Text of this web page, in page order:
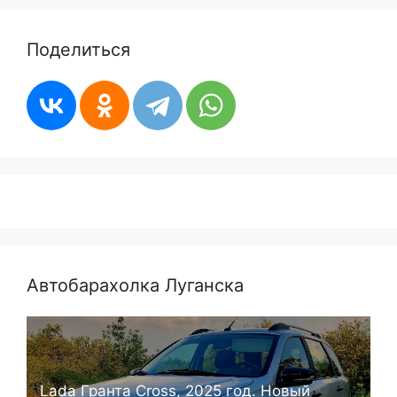
Поделиться
Автобарахолка Луганска
Lada Гранта Cross, 2025 год. Новый